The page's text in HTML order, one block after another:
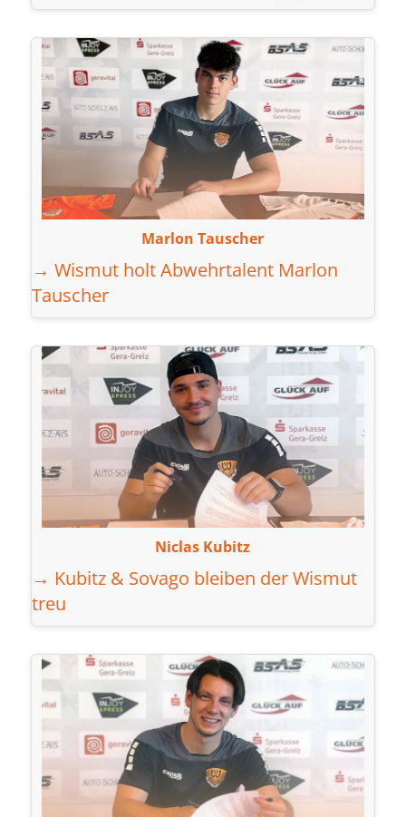
Marlon Tauscher
→ Wismut holt Abwehrtalent Marlon
Tauscher
Niclas Kubitz
→ Kubitz & Sovago bleiben der Wismut
treu